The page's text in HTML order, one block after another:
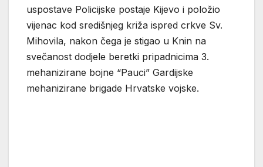
uspostave Policijske postaje Kijevo i položio
vijenac kod središnjeg križa ispred crkve Sv.
Mihovila, nakon čega je stigao u Knin na
svečanost dodjele beretki pripadnicima 3.
mehanizirane bojne “Pauci” Gardijske
mehanizirane brigade Hrvatske vojske.